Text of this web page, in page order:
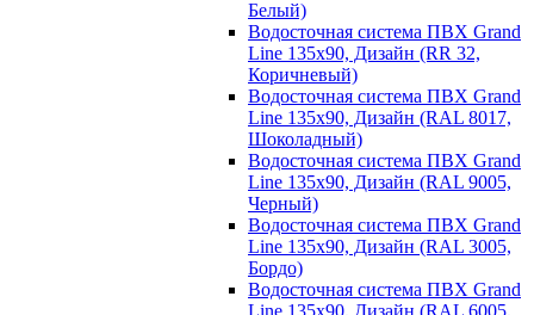
Белый)
Водосточная система ПВХ Grand
Line 135х90, Дизайн (RR 32,
Коричневый)
Водосточная система ПВХ Grand
Line 135х90, Дизайн (RAL 8017,
Шоколадный)
Водосточная система ПВХ Grand
Line 135х90, Дизайн (RAL 9005,
Черный)
Водосточная система ПВХ Grand
Line 135х90, Дизайн (RAL 3005,
Бордо)
Водосточная система ПВХ Grand
Line 135х90, Дизайн (RAL 6005,